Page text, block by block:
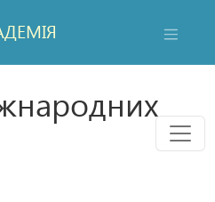
Меню